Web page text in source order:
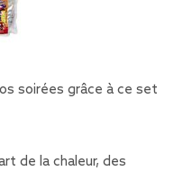
soirées grâce à ce set
de la chaleur, des